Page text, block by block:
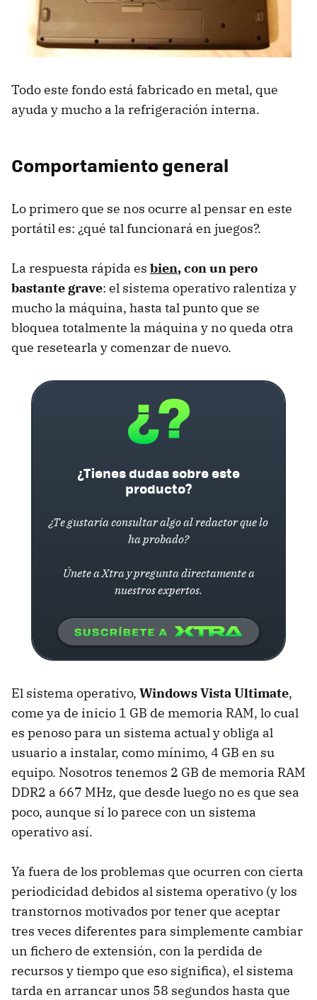
Todo este fondo está fabricado en metal, que
ayuda y mucho a la refrigeración interna.
Comportamiento general
Lo primero que se nos ocurre al pensar en este
portátil es: ¿qué tal funcionará en juegos?.
La respuesta rápida es bien, con un pero
bastante grave: el sistema operativo ralentiza y
mucho la máquina, hasta tal punto que se
bloquea totalmente la máquina y no queda otra
que resetearla y comenzar de nuevo.
¿Tienes dudas sobre este
producto?
¿Te gustaría consultar algo al redactor que lo
ha probado?
Únete a Xtra y pregunta directamente a
nuestros expertos.
El sistema operativo, Windows Vista Ultimate,
come ya de inicio 1 GB de memoria RAM, lo cual
es penoso para un sistema actual y obliga al
usuario a instalar, como mínimo, 4 GB en su
equipo. Nosotros tenemos 2 GB de memoria RAM
DDR2 a 667 MHz, que desde luego no es que sea
poco, aunque sí lo parece con un sistema
operativo así.
Ya fuera de los problemas que ocurren con cierta
periodicidad debidos al sistema operativo (y los
transtornos motivados por tener que aceptar
tres veces diferentes para simplemente cambiar
un fichero de extensión, con la perdida de
recursos y tiempo que eso significa), el sistema
tarda en arrancar unos 58 segundos hasta que